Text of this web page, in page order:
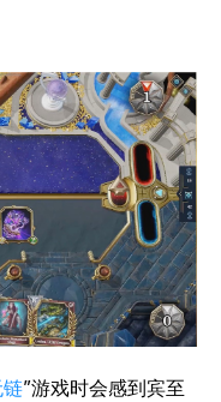
”游戏时会感到宾至